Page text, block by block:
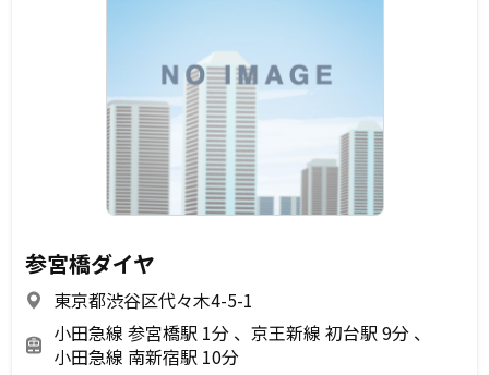
参宮橋ダイヤ
東京都渋谷区代々木4-5-1
小田急線 参宮橋駅 1分
京王新線 初台駅 9分
小田急線 南新宿駅 10分